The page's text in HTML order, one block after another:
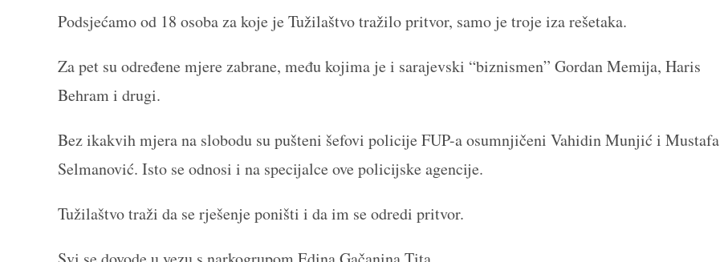
Podsjećamo od 18 osoba za koje je Tužilaštvo tražilo pritvor, samo je troje iza rešetaka.
Za pet su određene mjere zabrane, među kojima je i sarajevski “biznismen” Gordan Memija, Haris
Behram i drugi.
Bez ikakvih mjera na slobodu su pušteni šefovi policije FUP-a osumnjičeni Vahidin Munjić i Mustafa
Selmanović. Isto se odnosi i na specijalce ove policijske agencije.
Tužilaštvo traži da se rješenje poništi i da im se odredi pritvor.